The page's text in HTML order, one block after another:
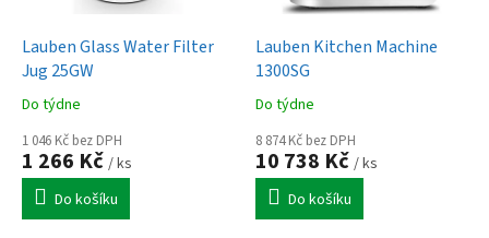
Lauben Glass Water Filter
Jug 25GW
Do týdne
1 046 Kč bez DPH
1 266 Kč / ks
Do košíku
Lauben Kitchen Machine
1300SG
Do týdne
8 874 Kč bez DPH
10 738 Kč / ks
Do košíku